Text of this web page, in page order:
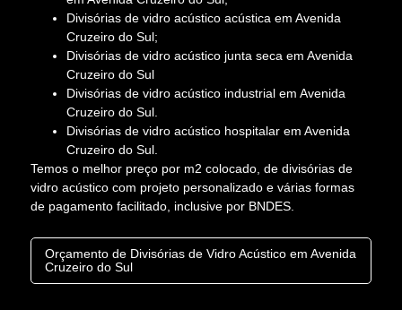
Divisórias de vidro acústico acústica em Avenida
Cruzeiro do Sul;
Divisórias de vidro acústico junta seca em Avenida
Cruzeiro do Sul
Divisórias de vidro acústico industrial em Avenida
Cruzeiro do Sul.
Divisórias de vidro acústico hospitalar em Avenida
Cruzeiro do Sul.
Temos o melhor preço por m2 colocado, de divisórias de
vidro acústico com projeto personalizado e várias formas
de pagamento facilitado, inclusive por BNDES.
Orçamento de Divisórias de Vidro Acústico em Avenida
Cruzeiro do Sul